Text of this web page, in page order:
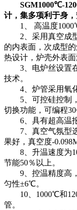
SGM1000℃-
计，集多项利于身
1、 高温度
2、采用真空成型
的内表面，次成型
热设计，炉壳外表面
3、电炉丝设置在
技术。
4、炉管采用氧化
5、可控硅控制，
切换功能，可编程
6、具有超高温报
7、真空气氛型选
果好，真空度-
8、升温速度为
节能50％以上。
9、控温精度高，
匀性±6℃。
10、1000℃和
管。